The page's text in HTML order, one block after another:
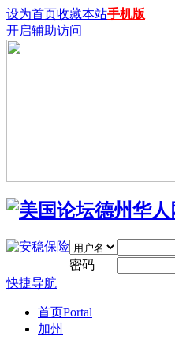
设为首页收藏本站手机版
开启辅助访问
密码
快捷导航
首页Portal
加州